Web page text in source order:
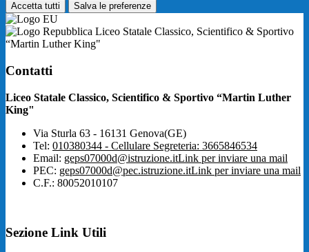
Accetta tutti Salva le preferenze
Liceo Statale Classico, Scientifico & Sportivo
“Martin Luther King"
Contatti
Liceo Statale Classico, Scientifico & Sportivo “Martin Luther
King"
Via Sturla 63 - 16131 Genova(GE)
Tel: 010380344 - Cellulare Segreteria: 3665846534
Email: geps07000d@istruzione.itLink per inviare una mail
PEC: geps07000d@pec.istruzione.itLink per inviare una mail
C.F.: 80052010107
Sezione Link Utili